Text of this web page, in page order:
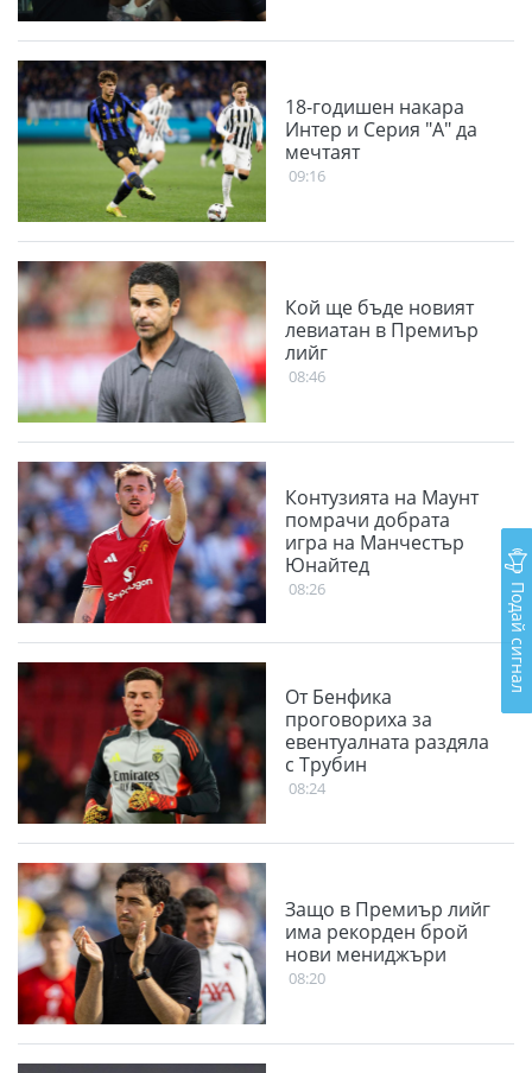
18-годишен накара
Интер и Серия "А" да
мечтаят
09:16
Кой ще бъде новият
левиатан в Премиър
лийг
08:46
Контузията на Маунт
помрачи добрата
игра на Манчестър
Юнайтед
08:26
От Бенфика
проговориха за
евентуалната раздяла
с Трубин
08:24
Защо в Премиър лийг
има рекорден брой
нови мениджъри
08:20
Подай сигнал